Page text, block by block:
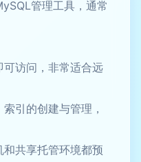
管理工具，通常
可访问，非常适合远
索引的创建与管理，
和共享托管环境都预